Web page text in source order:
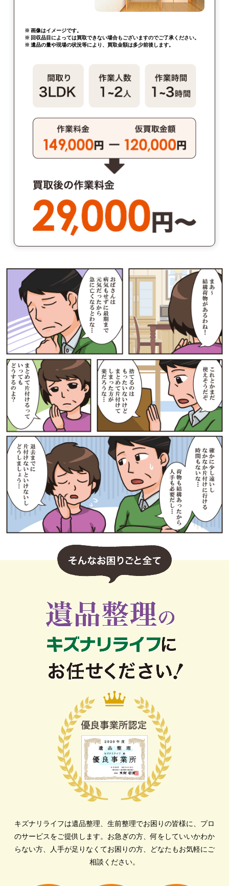
※ 画像はイメージです。
※ 回収品目によっては買取できない場合もございますのでご了承ください。
※ 遺品の量や現場の状況等により、買取金額は多少前後します。
キズナリライフは遺品整理、生前整理でお困りの皆様に、プロ
のサービスをご提供します。 お急ぎの方、何をしていいかわか
らない方、人手が足りなくてお困りの方、どなたもお気軽にご
相談ください。